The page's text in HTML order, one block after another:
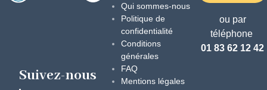
Suivez-nous
Qui sommes-nous
Politique de
confidentialité
Conditions
générales
FAQ
Mentions légales
ou par
téléphone
01 83 62 12 42